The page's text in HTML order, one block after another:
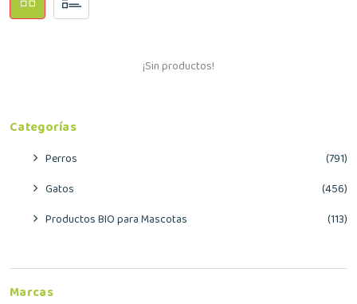
¡Sin productos!
Categorías
Perros
(791)
Gatos
(456)
Productos BIO para Mascotas
(113)
Marcas